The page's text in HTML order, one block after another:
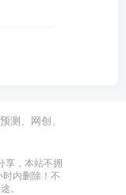
测、网创、
享，本站不拥
内删除！不
。